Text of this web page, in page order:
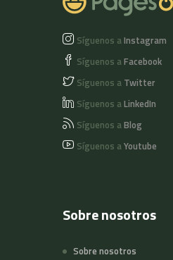
Síguenos aInstagram
Síguenos aFacebook
Síguenos a Twitter
Síguenos aLinkedIn
Síguenos aBlog
Síguenos aYoutube
Sobre nosotros
Sobre nosotros